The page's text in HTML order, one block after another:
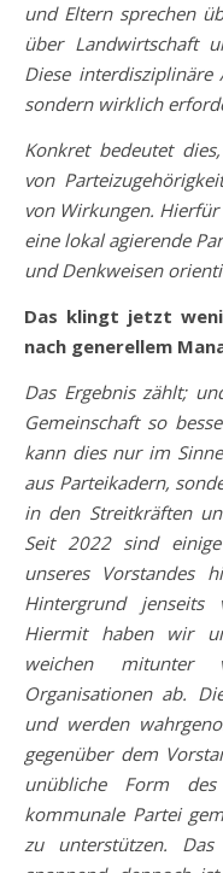
und Eltern sprechen
über Landwirtschaft
Diese
sondern wirklich
Konkret bedeutet
von
von Wirkungen.
eine lokal agierende
und Denkweisen
Das klingt jetzt
nach generellem
Das Ergebnis zählt;
Gemeinschaft so
kann dies nur im
aus Parteikadern,
in den Streitkräften
Seit 2022 sind
unseres Vorstandes
Hintergrund jenseits
Hiermit haben wir
weichen mitunter
Organisationen ab.
und werden
gegenüber dem
unübliche Form
kommunale Partei
zu unterstützen.